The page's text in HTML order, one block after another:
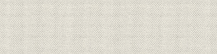
3. 業績の推移
第5章 日本海運業の躍進
第1節 日中戦争と海運